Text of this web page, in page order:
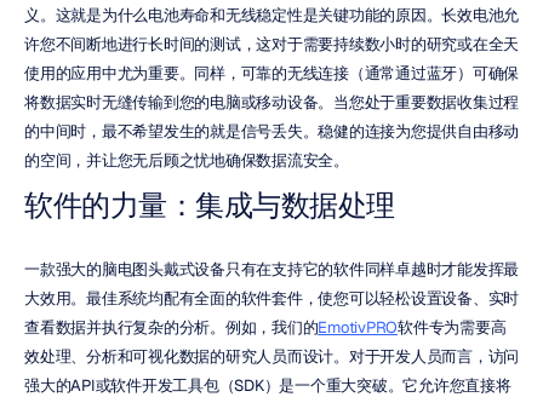
义。这就是为什么电池寿命和无线稳定性是关键功能的原因。长效电池允
许您不间断地进行长时间的测试，这对于需要持续数小时的研究或在全天
使用的应用中尤为重要。同样，可靠的无线连接（通常通过蓝牙）可确保
将数据实时无缝传输到您的电脑或移动设备。当您处于重要数据收集过程
的中间时，最不希望发生的就是信号丢失。稳健的连接为您提供自由移动
的空间，并让您无后顾之忧地确保数据流安全。
软件的力量：集成与数据处理
一款强大的脑电图头戴式设备只有在支持它的软件同样卓越时才能发挥最
大效用。最佳系统均配有全面的软件套件，使您可以轻松设置设备、实时
查看数据并执行复杂的分析。例如，我们的EmotivPRO软件专为需要高
效处理、分析和可视化数据的研究人员而设计。对于开发人员而言，访问
强大的API或软件开发工具包（SDK）是一个重大突破。它允许您直接将